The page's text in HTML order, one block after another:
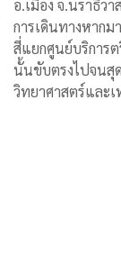
อ.เมือง จ.นราธิว
การเดินทางหาก
สี่แยกศูนย์บริการต
นั้นขับตรงไปจนสุ
วิทยาศาสตร์และ